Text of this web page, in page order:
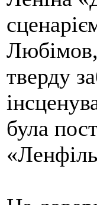
Любімов,
тверду
була